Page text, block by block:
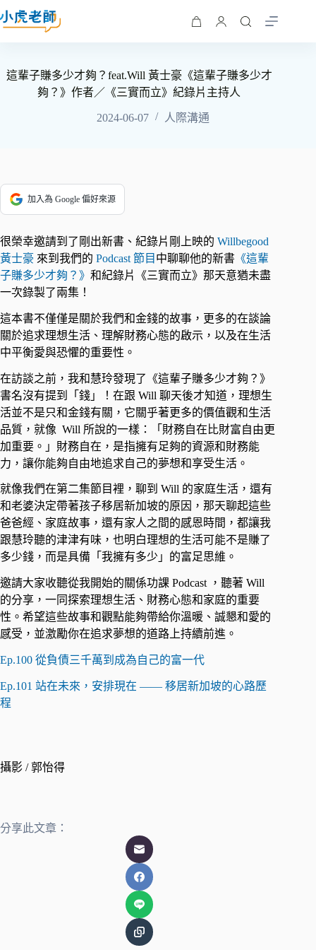
這輩子賺多少才夠？feat.Will 黃士豪《這輩子賺多少才
夠？》作者／《三實而立》紀錄片主持人
2024-06-07 人際溝通
加入為 Google 偏好來源
很榮幸邀請到了剛出新書、紀錄片剛上映的 Willbegood
黃士豪 來到我們的 Podcast 節目 中聊聊他的新書 《這輩
子賺多少才夠？》 和紀錄片《三實而立》那天意猶未盡
一次錄製了兩集！ ​
這本書不僅僅是關於我們和金錢的故事，更多的在談論
關於追求理想生活、理解財務心態的啟示，以及在生活
中平衡愛與恐懼的重要性。 ​
在訪談之前，我和慧玲發現了《這輩子賺多少才夠？》
書名沒有提到「錢」！在跟 Will 聊天後才知道，理想生
活並不是只和金錢有關，它關乎著更多的價值觀和生活
品質，就像 ​ Will 所說的一樣：「財務自在比財富自由更
加重要。」財務自在，是指擁有足夠的資源和財務能
力，讓你能夠自由地追求自己的夢想和享受生活。 ​
就像我們在第二集節目裡，聊到 Will 的家庭生活，還有
和老婆決定帶著孩子移居新加坡的原因，那天聊起這些
爸爸經、家庭故事，還有家人之間的感恩時間，都讓我
跟慧玲聽的津津有味，也明白理想的生活可能不是賺了
多少錢，而是具備「我擁有多少」的富足思維。 ​
邀請大家收聽從我開始的關係功課 Podcast ，聽著 Will
的分享，一同探索理想生活、財務心態和家庭的重要
性。希望這些故事和觀點能夠帶給你溫暖、誠懇和愛的
感受，並激勵你在追求夢想的道路上持續前進。 ​
Ep.100 從負債三千萬到成為自己的富一代
Ep.101 站在未來，安排現在 —— 移居新加坡的心路歷
程
攝影 / 郭怡得
分享此文章：